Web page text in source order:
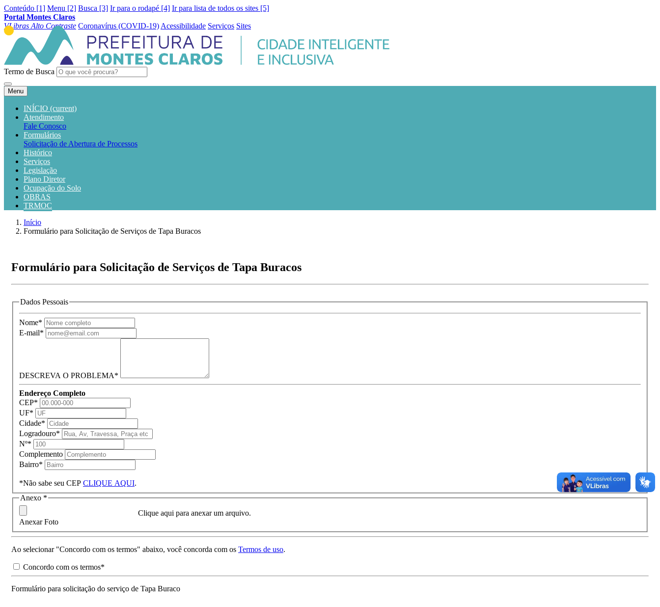
Conteúdo [1] Menu [2] Busca [3] Ir para o rodapé [4] Ir para lista de todos os sites [5]
Portal Montes Claros
VLibras Alto Contraste Coronavírus (COVID-19) Acessibilidade Serviços Sites
Termo de Busca
Menu
INÍCIO (current)
Atendimento
Fale Conosco
Formulários
Solicitação de Abertura de Processos
Histórico
Serviços
Legislação
Plano Diretor
Ocupação do Solo
OBRAS
TRMOC
Início
Formulário para Solicitação de Serviços de Tapa Buracos
Formulário para Solicitação de Serviços de Tapa Buracos
Dados Pessoais
Nome*
E-mail*
DESCREVA O PROBLEMA*
Endereço Completo
CEP*
UF*
Cidade*
Logradouro*
Nº*
Complemento
Bairro*
*Não sabe seu CEP CLIQUE AQUI.
Anexo *
Clique aqui para anexar um arquivo.
Anexar Foto
Ao selecionar "Concordo com os termos" abaixo, você concorda com os Termos de uso.
Concordo com os termos*
Formulário para solicitação do serviço de Tapa Buraco